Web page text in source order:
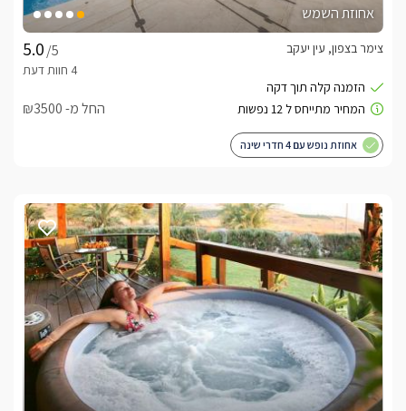
אחוזת השמש
/5
צימר בצפון, עין יעקב
החל מ- ₪3500
אחוזת נופש עם 4 חדרי שינה